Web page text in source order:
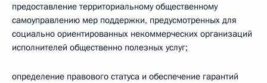
предоставление территориальному общественному
самоуправлению мер поддержки, предусмотренных для
социально ориентированных некоммерческих организаций
исполнителей общественно полезных услуг;
определение правового статуса и обеспечение гарантий